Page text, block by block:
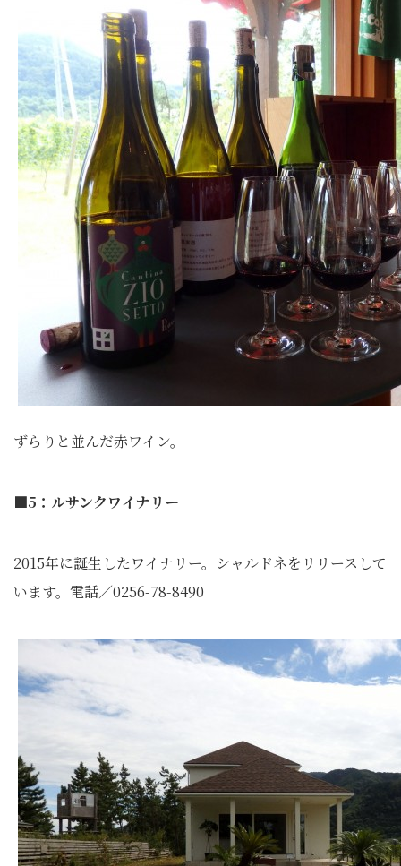
ずらりと並んだ赤ワイン。
■5：ルサンクワイナリー
2015年に誕生したワイナリー。シャルドネをリリースして
います。電話／0256-78-8490